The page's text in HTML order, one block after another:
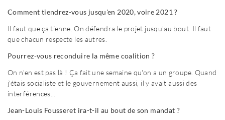
Comment tiendrez-vous jusqu'en 2020, voire 2021 ?
Il faut que ça tienne. On défendra le projet jusqu'au bout. Il faut
que chacun respecte les autres.
Pourrez-vous reconduire la même coalition ?
On n'en est pas là ! Ça fait une semaine qu'on a un groupe. Quand
j'étais socialiste et le gouvernement aussi, il y avait aussi des
interférences...
Jean-Louis Fousseret ira-t-il au bout de son mandat ?